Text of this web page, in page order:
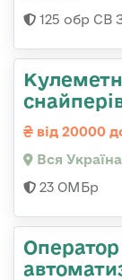
125 обр СВ
від 20000
Вся Україна
23 ОМБр
Оператор